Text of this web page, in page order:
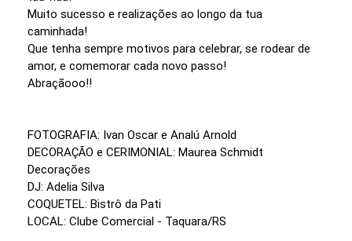
Muito sucesso e realizações ao longo da tua
caminhada!
Que tenha sempre motivos para celebrar, se rodear de
amor, e comemorar cada novo passo!
Abraçãooo!!
FOTOGRAFIA: Ivan Oscar e Analú Arnold
DECORAÇÃO e CERIMONIAL: Maurea Schmidt
Decorações
DJ: Adelia Silva
COQUETEL: Bistrô da Pati
LOCAL: Clube Comercial - Taquara/RS